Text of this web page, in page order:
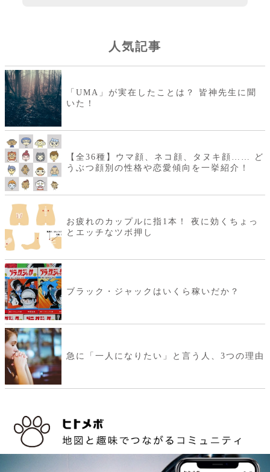
人気記事
「UMA」が実在したことは？ 皆神先生に聞
いた！
【全36種】ウマ顔、ネコ顔、タヌキ顔…… ど
うぶつ顔別の性格や恋愛傾向を一挙紹介！
お疲れのカップルに指1本！ 夜に効くちょっ
とエッチなツボ押し
ブラック・ジャックはいくら稼いだか？
急に「一人になりたい」と言う人、3つの理由